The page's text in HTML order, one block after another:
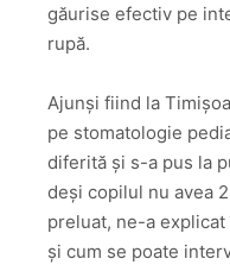
găurise efectiv pe
rupă.
Ajunși fiind la
pe stomatologie
diferită și s-a pus la
deși copilul nu avea
preluat, ne-a
și cum se poate